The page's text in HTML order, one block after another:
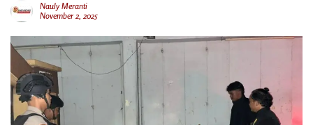
Nauly Meranti
November 2, 2025